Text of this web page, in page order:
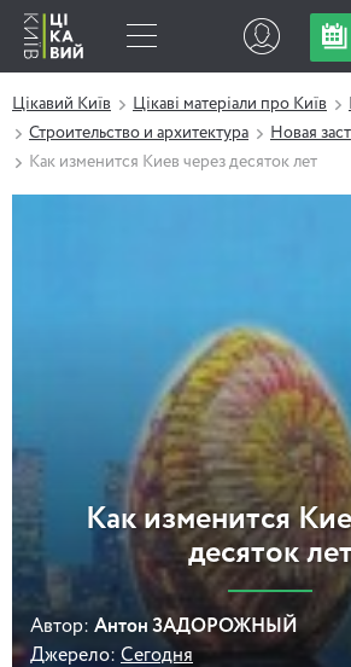
Цікавий Київ Цікаві матеріали про Київ
Строительство и архитектура
Новая
Как изменится Киев через десяток лет
Как изменится
десяток
Автор: Антон ЗАДОРОЖНЫЙ
Джерело: Сегодня